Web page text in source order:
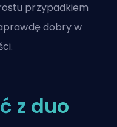
przypadkiem
dobry w
z duo